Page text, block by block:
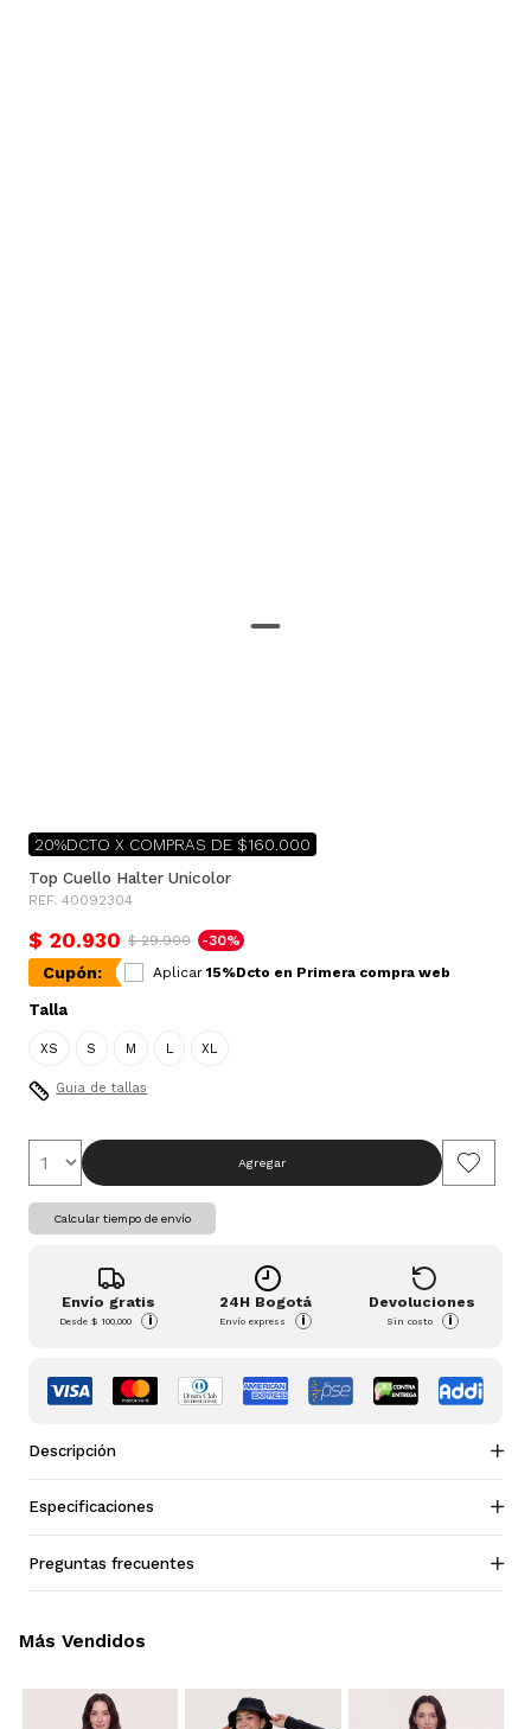
20%DCTO X COMPRAS DE $160.000
Top Cuello Halter Unicolor
REF. 40092304
$ 20.930 $ 29.900 -30%
Cupón: Aplicar 15%Dcto en Primera compra web
Talla
XS S M L XL
Guia de tallas
Agregar
Calcular tiempo de envío
Envío gratis
Desde$ 100.000 i
24H Bogotá
Envío express i
Devoluciones
Sin costo i
Descripción
Especificaciones
Preguntas frecuentes
Más Vendidos